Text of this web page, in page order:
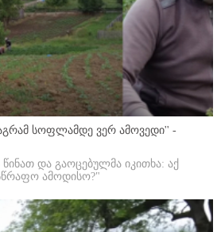
სოფლამდე ვერ ამოვედი'' -
წინათ და გაოცებულმა იკითხა: აქ
ამოდისო?"